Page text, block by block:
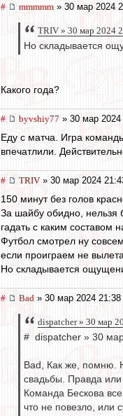
# mmmmm » 30 мар 2024
TRIV » 30 мар 2024
Но складывается
Какого года?
# byvshiy77 » 30 мар 2024
Еду с матча. Игра
впечатлили.
# TRIV » 30 мар 2024
150 минут без голов
За шайбу обидно, нельзя
гадать с каким составом
Футбол смотрел ну
если проиграем не
Но складывается
# Bad » 30 мар 2024 21:38
dispatcher » 30 мар
# dispatcher » 30
Bad, Как же, помню.
свадьбы. Правда или
Команда Бескова
что не повезло, или